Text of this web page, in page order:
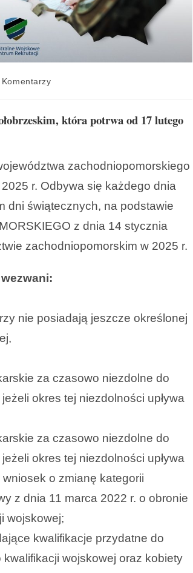
Komentarzy
która potrwa od 17 lutego
zachodniopomorskiego
r. Odbywa się każdego dnia
dni świątecznych, na podstawie
z dnia 14 stycznia
zachodniopomorskim w 2025 r.
nie posiadają jeszcze określonej
za czasowo niezdolne do
okres tej niezdolności upływa
za czasowo niezdolne do
okres tej niezdolności upływa
wniosek o zmianę kategorii
z dnia 11 marca 2022 r. o obronie
wojskowej;
kwalifikacje przydatne do
kwalifikacji wojskowej oraz kobiety